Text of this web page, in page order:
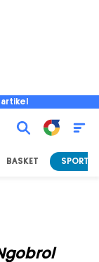
BASKET SPORT